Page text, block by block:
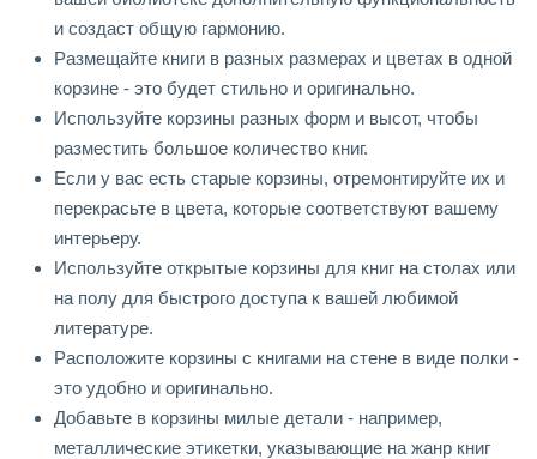
и создаст общую гармонию.
Размещайте книги в разных размерах и цветах в одной
корзине - это будет стильно и оригинально.
Используйте корзины разных форм и высот, чтобы
разместить большое количество книг.
Если у вас есть старые корзины, отремонтируйте их и
перекрасьте в цвета, которые соответствуют вашему
интерьеру.
Используйте открытые корзины для книг на столах или
на полу для быстрого доступа к вашей любимой
литературе.
Расположите корзины с книгами на стене в виде полки -
это удобно и оригинально.
Добавьте в корзины милые детали - например,
металлические этикетки, указывающие на жанр книг